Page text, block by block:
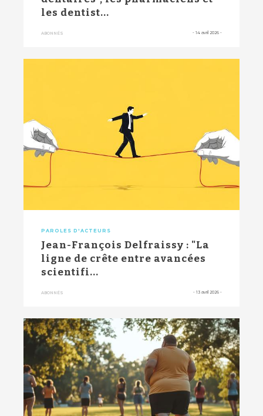
les dentist...
ABONNÉS - 14 avril 2026 -
PAROLES D'ACTEURS
Jean-François Delfraissy : "La
ligne de crête entre avancées
scientifi...
ABONNÉS - 13 avril 2026 -